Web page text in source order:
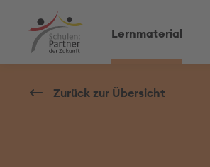
Lernmaterial
Zurück zur Übersicht